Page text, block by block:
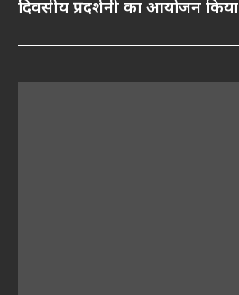
दिवसीय प्रदर्शनी का आयोजन किया